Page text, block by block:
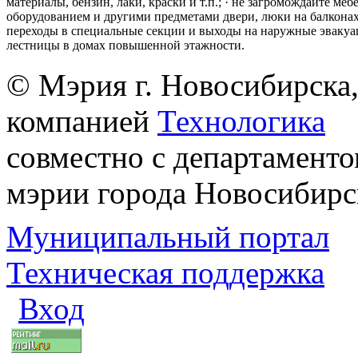
оборудованием и другими предметами двери, люки на
переходы в специальные секции и выходы на наружные
лестницы в домах повышенной этажности.
© Мэрия г.
компанией Технологика
совместно с
мэрии города
Муниципальный портал
Техническая поддержка
Вход